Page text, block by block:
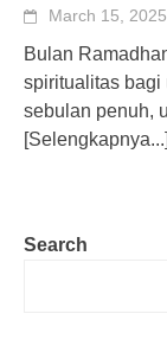
March 15, 2025
Bulan
spiritualitas bagi
sebulan penuh,
[Selengkapnya...]
Search